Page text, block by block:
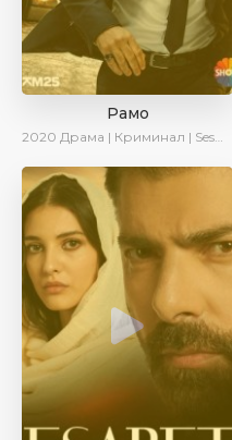
Рамо
2020 Драма | Криминал | SesDizi | Ирина Котова